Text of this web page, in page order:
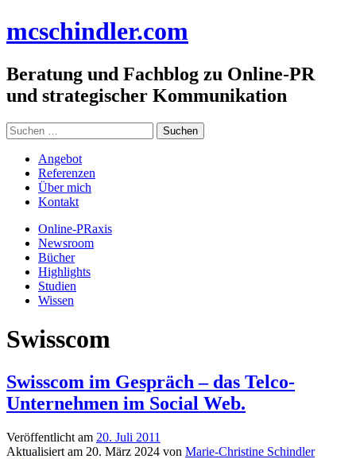
Inhalt
mcschindler.com
Beratung und Fachblog zu Online-PR
und strategischer Kommunikation
Suchen
nach:
Angebot
Referenzen
Über mich
Kontakt
Online-PRaxis
Newsroom
Bücher
Highlights
Studien
Wissen
Swisscom
Swisscom im Gespräch – das Telco-
Unternehmen im Social Web.
Veröffentlicht am 20. Juli 2011
Aktualisiert am 20. März 2024 von Marie-Christine Schindler